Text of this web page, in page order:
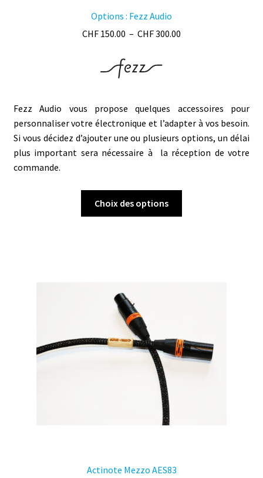
Options : Fezz Audio
CHF 150.00 – CHF300.00
CHF 300.00
Fezz Audio vous propose quelques accessoires pour
personnaliser votre électronique et l’adapter à vos besoin.
Si vous décidez d’ajouter une ou plusieurs options, un délai
plus important sera nécessaire à la réception de votre
commande.
Choix des options
sur
la
Actinote Mezzo AES83